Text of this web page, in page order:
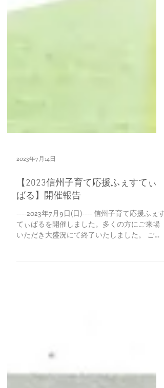
【2023信州子育て応援ふぇすてぃ
ばる】開催報告
----2023年7月9日(日)---- 信州子育て応援ふぇす
てぃばるを開催しました。多くの方にご来場
場いただいた皆さま、誠にありがとうござい